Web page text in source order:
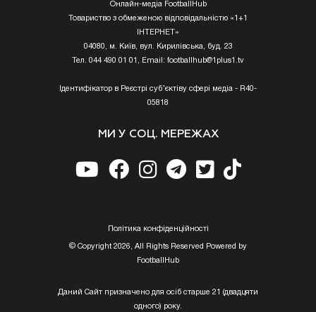
Онлайн-медіа FootballHub
Товариство з обмеженою відповідальністю «1+1
ІНТЕРНЕТ»
04080, м. Київ, вул. Кирилівська, буд. 23
Тел. 044 490 01 01, Email: footballhub@1plus1.tv
Ідентифікатор в Реєстрі суб’єктіву сфері медіа - R40-
05818
МИ У СОЦ. МЕРЕЖАХ
Полiтика конфiденцiйностi
© Copyright 2026, All Rights Reserved Powered by
FootballHub
Даний Сайт призначено для осіб старше 21 (двадцяти
одного) року.